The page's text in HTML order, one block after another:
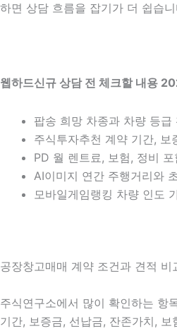
하면 상담 흐름을 잡기가 더 쉽습
웹하드신규 상담 전 체크할 내용
팝송 희망 차종과 차량 등
주식투자추천 계약 기간,
PD 월 렌트료, 보험, 정비
AI이미지 연간 주행거리와
모바일게임랭킹 차량 인도
공장창고매매 계약 조건과 견적
주식연구소에서 많이 확인하는 항
기간, 보증금, 선납금, 잔존가치,